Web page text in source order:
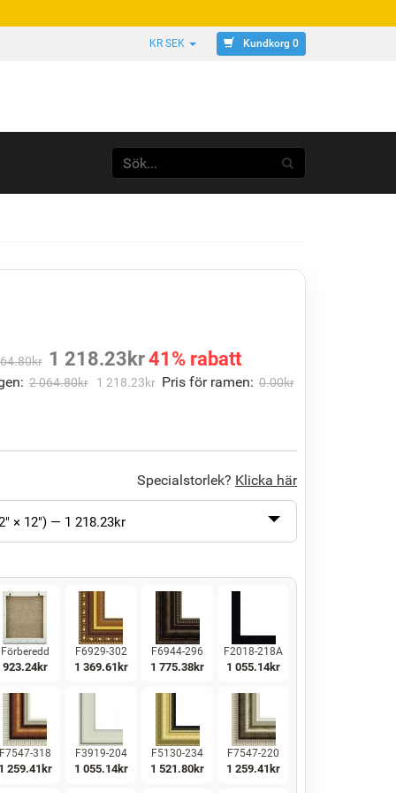
KR SEK Kundkorg 0
kr 1 218.23 kr41% rabatt
2 064.80kr 1 218.23kr Pris för ramen: 0.00kr
Specialstorlek? Klicka här
× 12") — 1 218.23kr
Förberedd
923.24kr
F6929-302
1 369.61 kr
F6944-296
1 775.38kr
F2018-218A
1 055.14kr
F7547-318
1 259.41 kr
F3919-204
1 055.14kr
F5130-234
1 521.80kr
F7547-220
1 259.41 kr